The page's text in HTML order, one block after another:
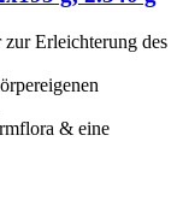
Erleichterung des
& eine